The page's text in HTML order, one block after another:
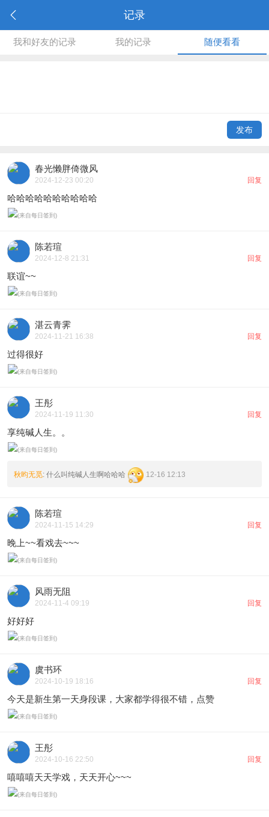
记录
我和好友的记录 我的记录 随便看看
发布
春光懒胖倚微风
2024-12-23 00:20 回复
哈哈哈哈哈哈哈哈哈哈
陈若瑄
2024-12-8 21:31 回复
联谊~~
湛云青霁
2024-11-21 16:38 回复
过得很好
王彤
2024-11-19 11:30 回复
享纯碱人生。。
秋昀无觅: 什么叫纯碱人生啊哈哈哈 12-16 12:13
陈若瑄
2024-11-15 14:29 回复
晚上~~看戏去~~~
风雨无阻
2024-11-4 09:19 回复
好好好
虞书环
2024-10-19 18:16 回复
今天是新生第一天身段课，大家都学得很不错，点赞
王彤
2024-10-16 22:50 回复
嘻嘻嘻天天学戏，天天开心~~~